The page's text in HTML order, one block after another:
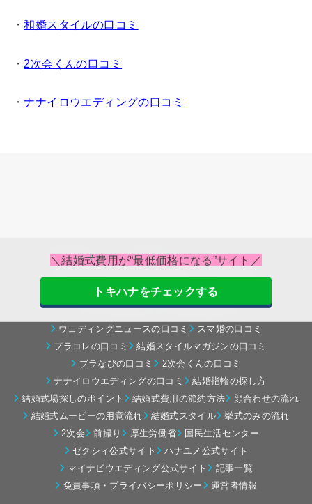
・和婚スタイルの口コミ
・ 2次会くんの口コミ
・ナナイロウエディングの口コミ
＼結婚式費用が“最低価格になる”サイト／
トキハナをチェックする
商品券キャンペーン情報
ゼクシィのキャンペーン
ハナユメのキャンペーン
指輪探しのキャンペーン
おすすめウエディングサイト比較
ゼクシィの口コミ
ハナユメの口コミ
マイナビの口コミ
ウェディングニュースの口コミ
スマ婚の口コミ
プラコレの口コミ
結婚スタイルマガジンの口コミ
ブラなびの口コミ
2次会くんの口コミ
ナナイロウエディングの口コミ
結婚指輪の探し方
結婚式場探しのポイント
結婚式費用の節約方法
顔合わせの流れ
結婚式ムービーの用意流れ
結婚式スタイル
挙式のみの流れ
2次会
前撮り 厚生労働省
国民生活センター
ゼクシィ公式サイト
ハナユメ公式サイト
マイナビウエディング公式サイト
記事一覧
免責事項・プライバシーポリシー
運営者情報